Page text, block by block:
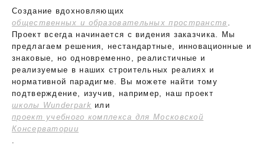
Создание вдохновляющих
общественных и образовательных пространств .
Проект всегда начинается с видения заказчика. Мы
предлагаем решения, нестандартные, инновационные и
знаковые, но одновременно, реалистичные и
реализуемые в наших строительных реалиях и
нормативной парадигме. Вы можете найти тому
подтверждение, изучив, например, наш проект
школы Wunderpark или
проект учебного комплекса для Московской
Консерватории
.